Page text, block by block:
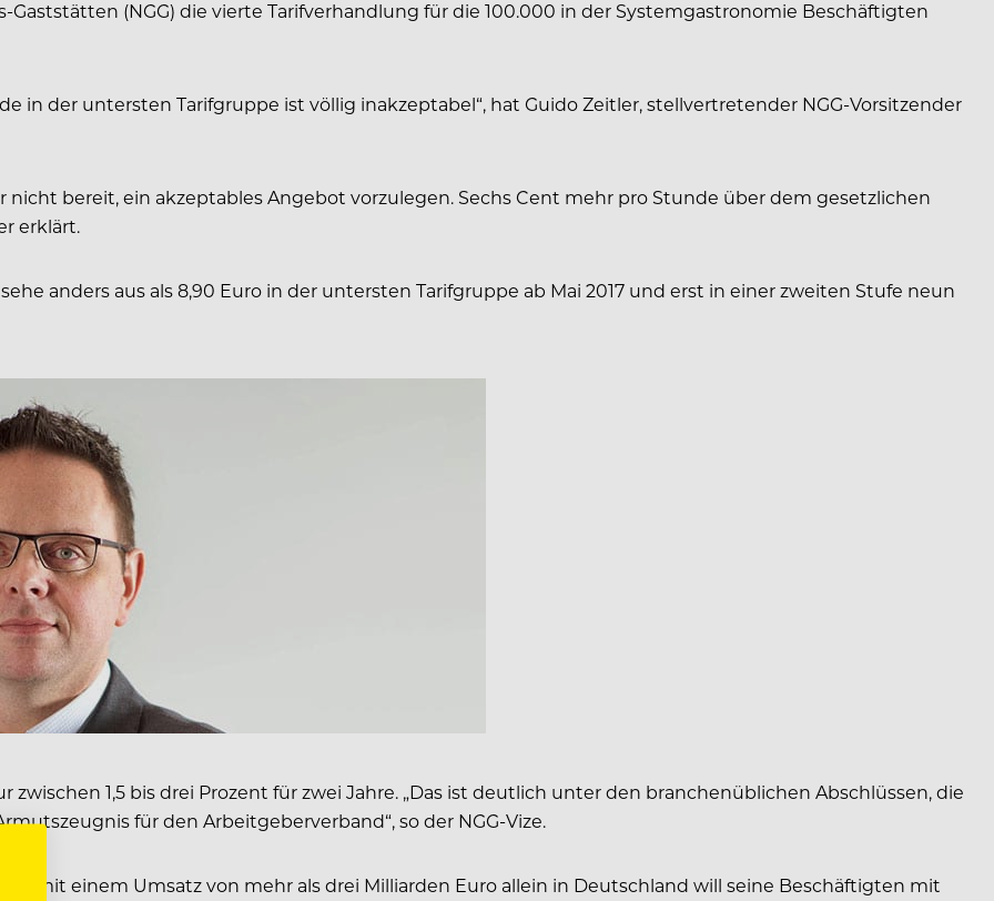
(NGG) die vierte Tarifverhandlung für die 100.000 in der Systemgastronomie Beschäftigten
in der untersten Tarifgruppe ist völlig inakzeptabel“, hat Guido Zeitler, stellvertretender NGG-Vorsitzender
nicht bereit, ein akzeptables Angebot vorzulegen. Sechs Cent mehr pro Stunde über dem gesetzlichen
erklärt.
anders aus als 8,90 Euro in der untersten Tarifgruppe ab Mai 2017 und erst in einer zweiten Stufe neun
1,5 bis drei Prozent für zwei Jahre. „Das ist deutlich unter den branchenüblichen Abschlüssen, die
für den Arbeitgeberverband“, so der NGG-Vize.
mit einem Umsatz von mehr als drei Milliarden Euro allein in Deutschland will seine Beschäftigten mit